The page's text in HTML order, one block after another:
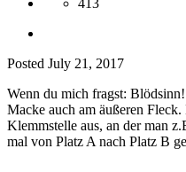
413
Posted July 21, 2017
Wenn du mich fragst:
Macke auch am äußeren
Klemmstelle aus, an der man
mal von Platz A nach Platz B